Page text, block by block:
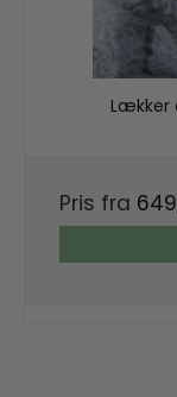
Lækker
Pris fra